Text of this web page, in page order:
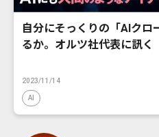
自分にそっくりの「AIクロ
るか。オルツ社代表に訊く
2023/11/14
AI